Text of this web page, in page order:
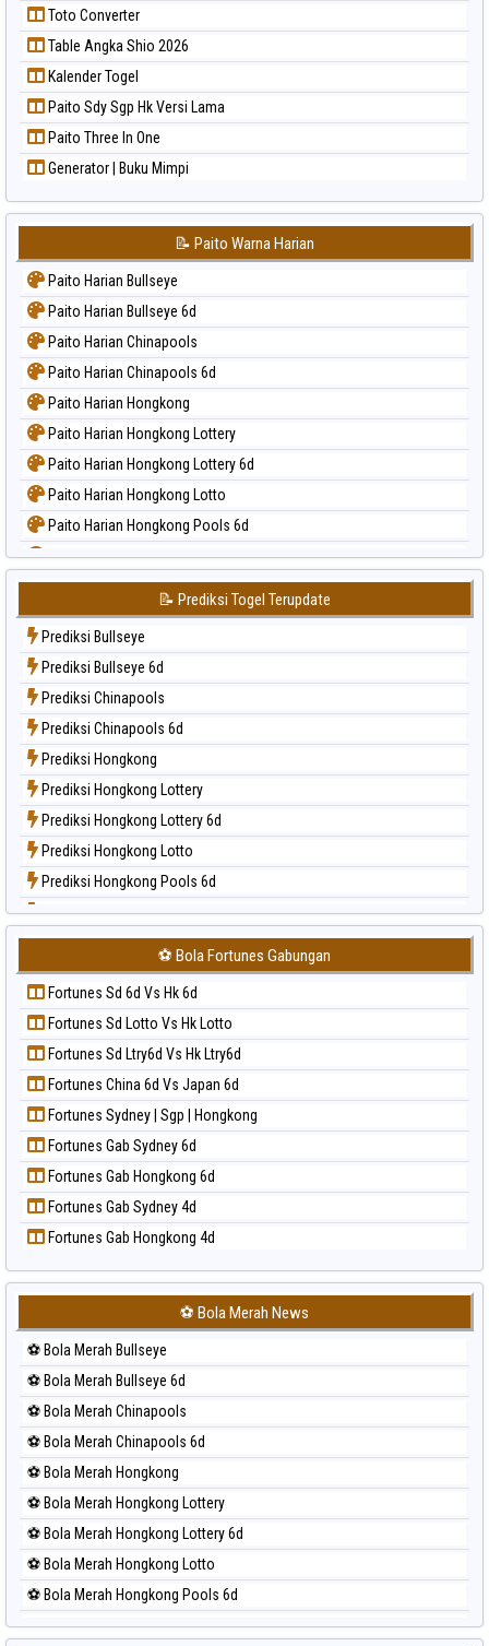
Toto Converter
Table Angka Shio 2026
Kalender Togel
Paito Sdy Sgp Hk Versi Lama
Paito Three In One
Generator | Buku Mimpi
📝 Paito Warna Harian
Paito Harian Bullseye
Paito Harian Bullseye 6d
Paito Harian Chinapools
Paito Harian Chinapools 6d
Paito Harian Hongkong
Paito Harian Hongkong Lottery
Paito Harian Hongkong Lottery 6d
Paito Harian Hongkong Lotto
Paito Harian Hongkong Pools 6d
Paito Harian Japan
Paito Harian Japan 6d
Paito Harian Korea
Paito Harian Kuda Lari
Paito Harian Magnum Cambodia
Paito Harian Nagoya
Paito Harian New York Midday
Paito Harian North Carolina Day
Paito Harian Pcso
Paito Harian Pennsylvania Day
Paito Harian Sao Paulo
Paito Harian Singapore
Paito Harian Sydney
Paito Harian Sydney Lottery
Paito Harian Sydney Lottery 6d
Paito Harian Sydney Lotto
Paito Harian Sydney Pools 6d
Paito Harian Taipei
Paito Harian Taiwan
📝 Prediksi Togel Terupdate
Prediksi Bullseye
Prediksi Bullseye 6d
Prediksi Chinapools
Prediksi Chinapools 6d
Prediksi Hongkong
Prediksi Hongkong Lottery
Prediksi Hongkong Lottery 6d
Prediksi Hongkong Lotto
Prediksi Hongkong Pools 6d
Prediksi Japan
Prediksi Japan 6d
Prediksi Korea
Prediksi Kuda Lari
Prediksi Magnum Cambodia
Prediksi Nagoya
Prediksi North Carolina Day
Prediksi Pcso
Prediksi Sao Paulo
Prediksi Singapore
Prediksi Sydney
Prediksi Sydney Lottery
Prediksi Sydney Lottery 6d
Prediksi Sydney Pools 6d
Prediksi Taipei
Prediksi Taiwan
⚽ Bola Fortunes Gabungan
Fortunes Sd 6d Vs Hk 6d
Fortunes Sd Lotto Vs Hk Lotto
Fortunes Sd Ltry6d Vs Hk Ltry6d
Fortunes China 6d Vs Japan 6d
Fortunes Sydney | Sgp | Hongkong
Fortunes Gab Sydney 6d
Fortunes Gab Hongkong 6d
Fortunes Gab Sydney 4d
Fortunes Gab Hongkong 4d
⚽ Bola Merah News
⚽ Bola Merah Bullseye
⚽ Bola Merah Bullseye 6d
⚽ Bola Merah Chinapools
⚽ Bola Merah Chinapools 6d
⚽ Bola Merah Hongkong
⚽ Bola Merah Hongkong Lottery
⚽ Bola Merah Hongkong Lottery 6d
⚽ Bola Merah Hongkong Lotto
⚽ Bola Merah Hongkong Pools 6d
⚽ Bola Merah Japan